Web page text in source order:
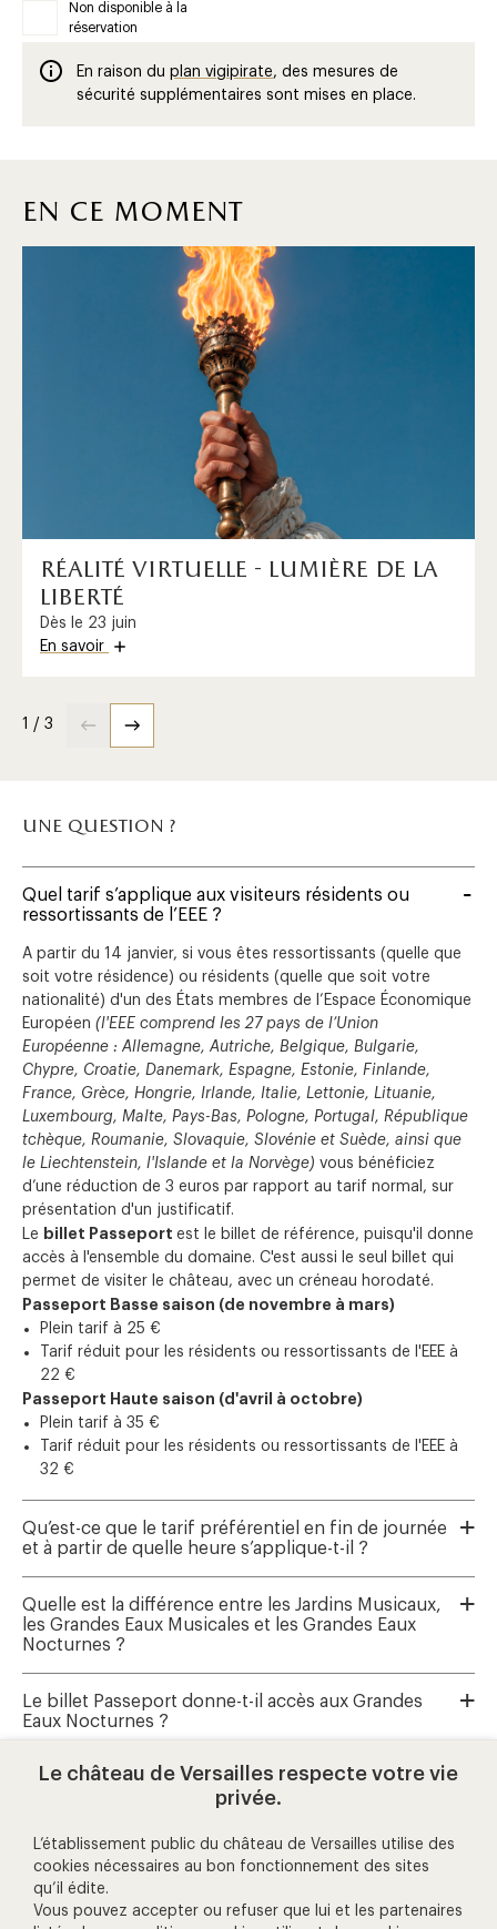
Non disponible à la
réservation
En raison du plan vigipirate, des mesures de
sécurité supplémentaires sont mises en place.
en ce moment
réalité virtuelle - lumière de la
liberté
Dès le 23 juin
En savoir
1 / 3
une question ?
Quel tarif s’applique aux visiteurs résidents ou
ressortissants de l’EEE ?
A partir du 14 janvier, si vous êtes ressortissants (quelle que
soit votre résidence) ou résidents (quelle que soit votre
nationalité) d'un des États membres de l’Espace Économique
Européen (l'EEE comprend les 27 pays de l’Union
Européenne : Allemagne, Autriche, Belgique, Bulgarie,
Chypre, Croatie, Danemark, Espagne, Estonie, Finlande,
France, Grèce, Hongrie, Irlande, Italie, Lettonie, Lituanie,
Luxembourg, Malte, Pays-Bas, Pologne, Portugal, République
tchèque, Roumanie, Slovaquie, Slovénie et Suède, ainsi que
le Liechtenstein, l'Islande et la Norvège) vous bénéficiez
d’une réduction de 3 euros par rapport au tarif normal, sur
présentation d'un justificatif.
Le billet Passeport est le billet de référence, puisqu'il donne
accès à l'ensemble du domaine. C'est aussi le seul billet qui
permet de visiter le château, avec un créneau horodaté.
Passeport Basse saison (de novembre à mars)
Plein tarif à 25 €
Tarif réduit pour les résidents ou ressortissants de l'EEE à
22 €
Passeport Haute saison (d'avril à octobre)
Plein tarif à 35 €
Tarif réduit pour les résidents ou ressortissants de l'EEE à
32 €
Qu’est-ce que le tarif préférentiel en fin de journée
et à partir de quelle heure s’applique-t-il ?
Quelle est la différence entre les Jardins Musicaux,
les Grandes Eaux Musicales et les Grandes Eaux
Nocturnes ?
Le billet Passeport donne-t-il accès aux Grandes
Eaux Nocturnes ?
Où réserver les Grandes Eaux Musicales et les
aide et contact
Le château de Versailles respecte votre vie
privée.
L’établissement public du château de Versailles utilise des
cookies nécessaires au bon fonctionnement des sites
qu’il édite.
Vous pouvez accepter ou refuser que lui et les partenaires